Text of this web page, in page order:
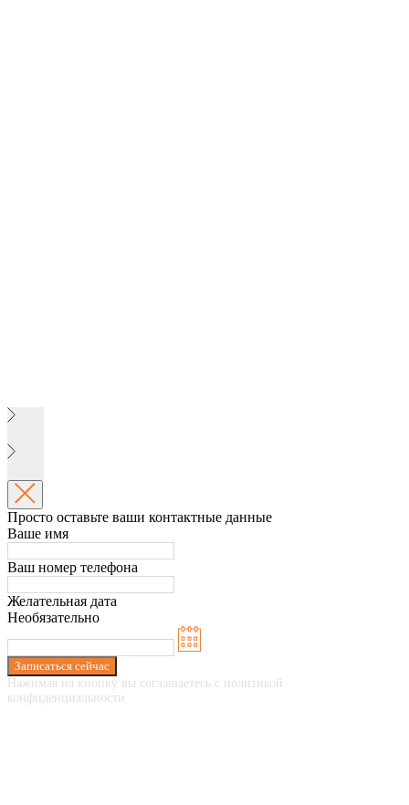
Просто оставьте ваши контактные данные
Ваше имя
Ваш номер телефона
Желательная дата
Необязательно
Записаться сейчас
Нажимая на кнопку вы соглашаетесь с политикой
конфиденциальности